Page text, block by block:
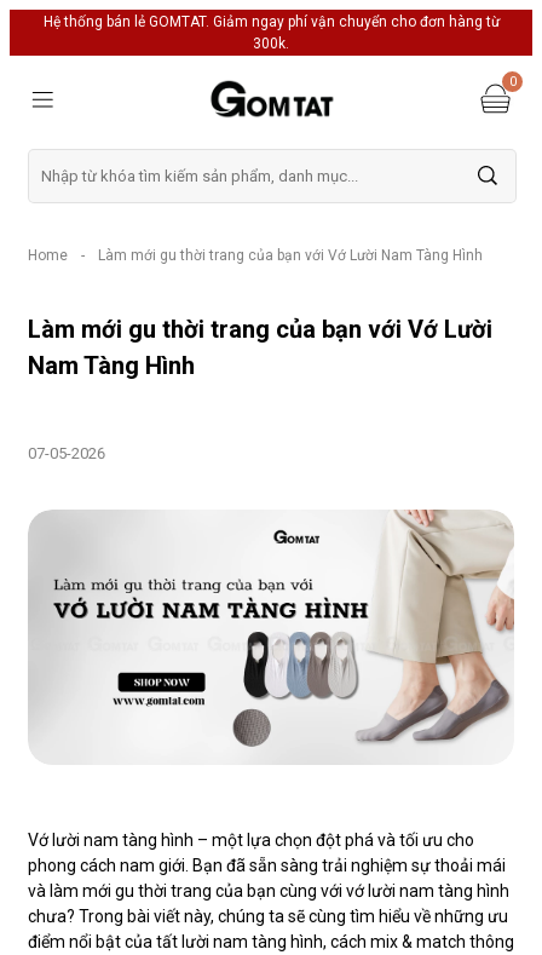
Hệ thống bán lẻ GOMTAT. Giảm ngay phí vận chuyển cho đơn hàng từ
300k.
0
Home - Làm mới gu thời trang của bạn với Vớ Lười Nam Tàng Hình
Làm mới gu thời trang của bạn với Vớ Lười
Nam Tàng Hình
07-05-2026
Vớ lười nam tàng hình – một lựa chọn đột phá và tối ưu cho
phong cách nam giới. Bạn đã sẵn sàng trải nghiệm sự thoải mái
và làm mới gu thời trang của bạn cùng với vớ lười nam tàng hình
chưa? Trong bài viết này, chúng ta sẽ cùng tìm hiểu về những ưu
điểm nổi bật của tất lười nam tàng hình, cách mix & match thông